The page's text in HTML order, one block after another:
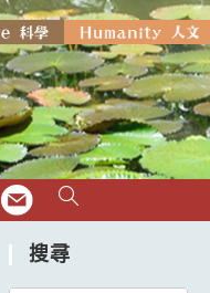
EMAIL
搜尋